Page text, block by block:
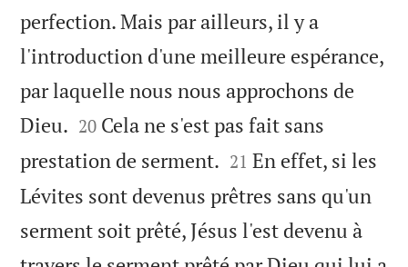
perfection. Mais par ailleurs, il y a
l'introduction d'une meilleure espérance,
par laquelle nous nous approchons de
Dieu. 

20 Cela ne s'est pas fait sans
prestation de serment. 

21 En effet, si les
Lévites sont devenus prêtres sans qu'un
serment soit prêté, Jésus l'est devenu à